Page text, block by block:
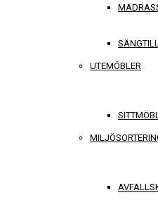
UTEMÖBLER